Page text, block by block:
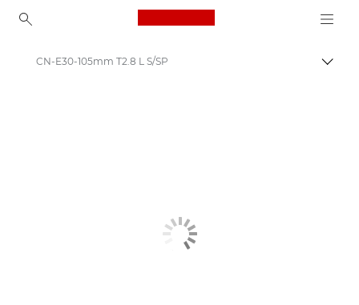
Canon Logo, back to
CN-E30-105mm T2.8 L S/SP